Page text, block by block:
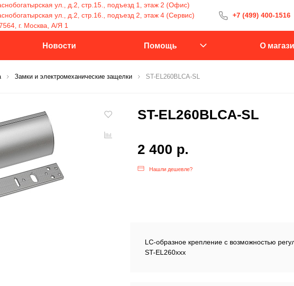
ул., д.2, стр.15., подъезд 1, этаж 2 (Офис)
ул., д.2, стр.16., подъезд 2, этаж 4 (Сервис)
г. Москва, А/Я 1
+7 (499) 400-1516
+7 (499) 400-1516
С 9:30 до 18:00
Новости Помощь О
Замки и электромеханические защелки ST-EL260BLCA-SL
ST-EL260BLCA-SL
2 400 р.
Нашли дешевле?
LC-образное крепление с возможностью
ST-EL260ххх